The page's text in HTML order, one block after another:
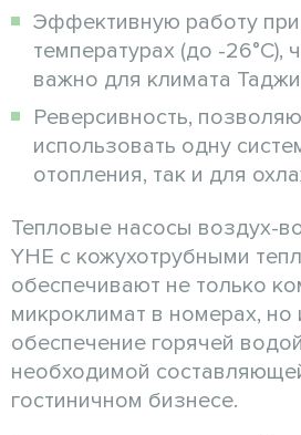
Эффективную работу при
температурах (до -26°C),
важно для климата
Реверсивность,
использовать одну
отопления, так и для
Тепловые насосы воздух-
YHE с кожухотрубными
обеспечивают не только
микроклимат в номерах, но
обеспечение горячей
необходимой
гостиничном бизнесе.